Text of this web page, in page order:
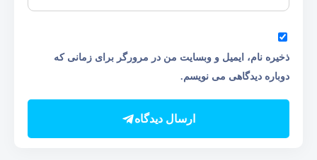
ذخیره نام، ایمیل و وبسایت من در مرورگر برای زمانی که
دوباره دیدگاهی می نویسم.
ارسال دیدگاه